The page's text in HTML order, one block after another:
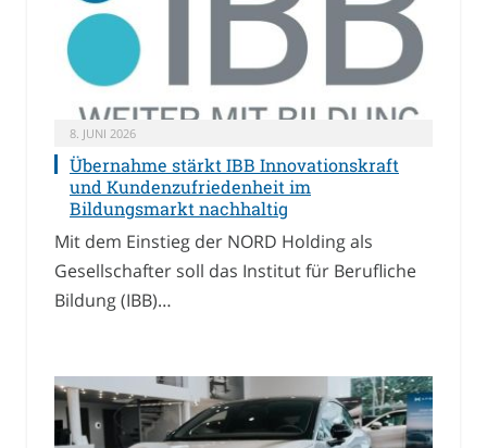
8. JUNI 2026
Übernahme stärkt IBB Innovationskraft
und Kundenzufriedenheit im
Bildungsmarkt nachhaltig
Mit dem Einstieg der NORD Holding als
Gesellschafter soll das Institut für Berufliche
Bildung (IBB)…